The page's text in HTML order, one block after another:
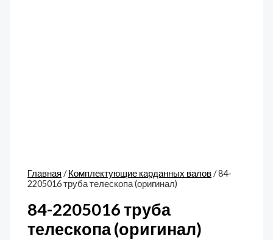
Главная /Комплектующие карданных валов/ 84-
2205016 труба телескопа (оригинал)
84-2205016 труба
телескопа (оригинал)